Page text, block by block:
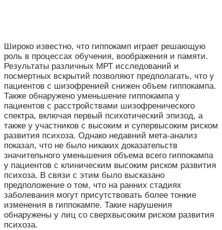
Широко известно, что гиппокамп играет решающую
роль в процессах обучения, воображения и памяти.
Результаты различных МРТ исследований и
посмертных вскрытий позволяют предполагать, что у
пациентов с шизофренией снижен объем гиппокампа.
Также обнаружено уменьшение гиппокампа у
пациентов с расстройствами шизофренического
спектра, включая первый психотический эпизод, а
также у участников с высоким и супервысоким риском
развития психоза. Однако недавний мета-анализ
показал, что не было никаких доказательств
значительного уменьшения объема всего гиппокампа
у пациентов с клиническим высоким риском развития
психоза. В связи с этим было высказано
предположение о том, что на ранних стадиях
заболевания могут присутствовать более тонкие
изменения в гиппокампе. Такие нарушения
обнаружены у лиц со сверхвысоким риском развития
психоза.